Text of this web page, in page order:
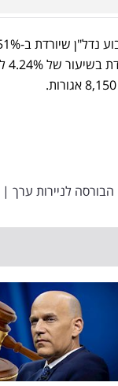
הבורסה לניירות ערך |